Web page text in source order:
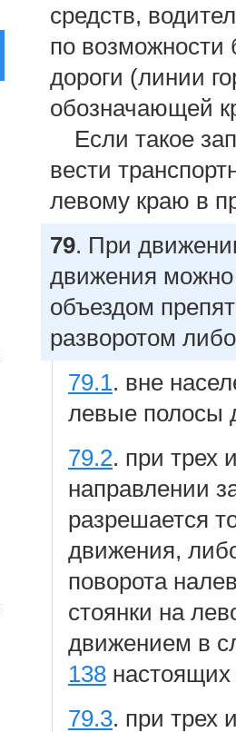
средств,
по возможности
дороги (линии
обозначающей
Если такое
вести
левому краю в
79. При
движения можно
объездом
разворотом
79.1. вне
левые полосы
79.2. при трех
направлении
разрешается
движения,
поворота
стоянки на
движением в
138
79.3. при трех